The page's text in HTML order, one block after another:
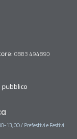
0883 494890
13,00 / Prefestivi e Festivi